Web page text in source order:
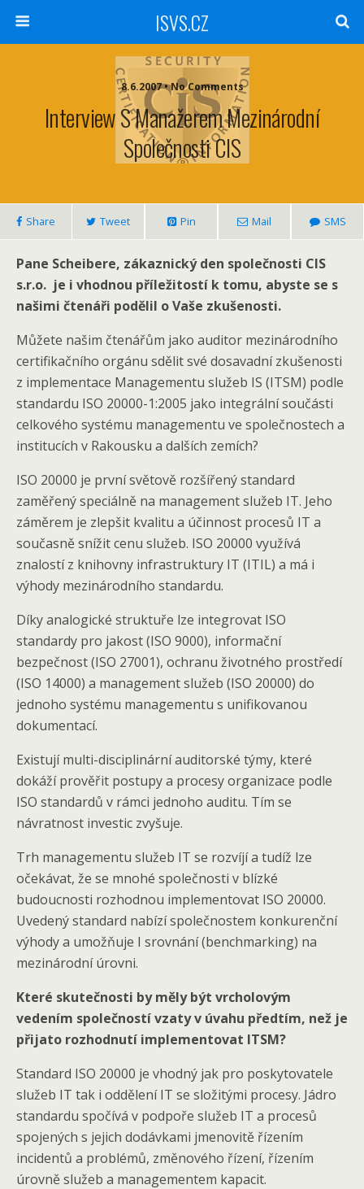
ISVS.CZ
8.6.2007 • No Comments
Interview S Manažerem Mezinárodní
Společnosti CIS
Share Tweet Pin Mail SMS
Pane Scheibere, zákaznický den společnosti CIS
s.r.o. je i vhodnou příležitostí k tomu, abyste se s
našimi čtenáři podělil o Vaše zkušenosti.
Můžete našim čtenářům jako auditor mezinárodního
certifikačního orgánu sdělit své dosavadní zkušenosti
z implementace Managementu služeb IS (ITSM) podle
standardu ISO 20000-1:2005 jako integrální součásti
celkového systému managementu ve společnostech a
institucích v Rakousku a dalších zemích?
ISO 20000 je první světově rozšířený standard
zaměřený speciálně na management služeb IT. Jeho
záměrem je zlepšit kvalitu a účinnost procesů IT a
současně snížit cenu služeb. ISO 20000 využívá
znalostí z knihovny infrastruktury IT (ITIL) a má i
výhody mezinárodního standardu.
Díky analogické struktuře lze integrovat ISO
standardy pro jakost (ISO 9000), informační
bezpečnost (ISO 27001), ochranu životného prostředí
(ISO 14000) a management služeb (ISO 20000) do
jednoho systému managementu s unifikovanou
dokumentací.
Existují multi-disciplinární auditorské týmy, které
dokáží prověřit postupy a procesy organizace podle
ISO standardů v rámci jednoho auditu. Tím se
návratnost investic zvyšuje.
Trh managementu služeb IT se rozvíjí a tudíž lze
očekávat, že se mnohé společnosti v blízké
budoucnosti rozhodnou implementovat ISO 20000.
Uvedený standard nabízí společnostem konkurenční
výhody a umožňuje I srovnání (benchmarking) na
mezinárodní úrovni.
Které skutečnosti by měly být vrcholovým
vedením společností vzaty v úvahu předtím, než je
přijato rozhodnutí implementovat ITSM?
Standard ISO 20000 je vhodný jak pro poskytovatele
služeb IT tak i oddělení IT se složitými procesy. Jádro
standardu spočívá v podpoře služeb IT a procesů
spojených s jejich dodávkami jmenovitě řízením
incidentů a problémů, změnového řízení, řízením
úrovně služeb a managementem kapacit.